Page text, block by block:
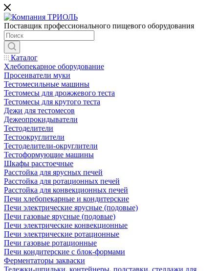
Поставщик профессионального пищевого оборудования
Каталог
Хлебопекарное оборудование
Просеиватели муки
Тестомесильные машины
Тестомесы для дрожжевого теста
Тестомесы для крутого теста
Дежи для тестомесов
Дежеопрокидыватели
Тестоделители
Тестоокруглители
Тестоделители-округлители
Тестоформующие машины
Шкафы расстоечные
Расстойка для ярусных печей
Расстойка для ротационных печей
Расстойка для конвекционных печей
Печи хлебопекарные и кондитерские
Печи электрические ярусные (подовые)
Печи газовые ярусные (подовые)
Печи электрические конвекционные
Печи электрические ротационные
Печи газовые ротационные
Печи кондитерские с блок-формами
Ферментаторы закваски
Тележки-шпильки, контейнеры, подставки, стеллажи для